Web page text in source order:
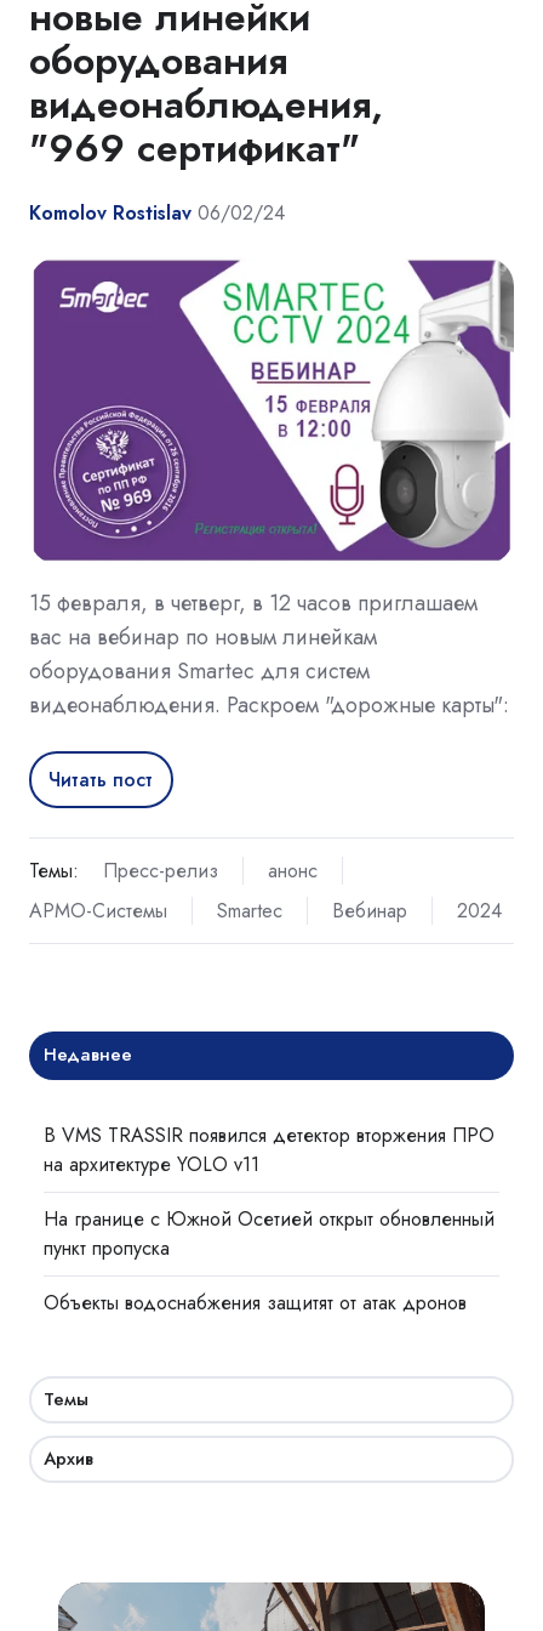
новые линейки
оборудования
видеонаблюдения,
"969 сертификат"
Komolov Rostislav 06/02/24
15 февраля, в четверг, в 12 часов приглашаем
вас на вебинар по новым линейкам
оборудования Smartec для систем
видеонаблюдения. Раскроем "дорожные карты":
Читать пост
Темы: Пресс-релиз
анонс
АРМО-Системы
Smartec Вебинар 2024
Недавнее
В VMS TRASSIR появился детектор вторжения ПРО
на архитектуре YOLO v11
На границе с Южной Осетией открыт обновленный
пункт пропуска
Объекты водоснабжения защитят от атак дронов
Темы
Архив
Взрывозащита